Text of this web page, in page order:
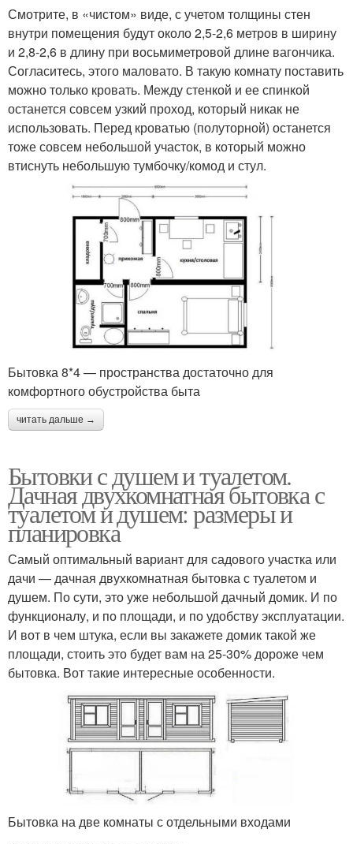
Бытовка с душем
Смотрите, в «чистом» виде, с учетом толщины стен
внутри помещения будут около 2,5-2,6 метров в ширину
и 2,8-2,6 в длину при восьмиметровой длине вагончика.
Согласитесь, этого маловато. В такую комнату поставить
можно только кровать. Между стенкой и ее спинкой
останется совсем узкий проход, который никак не
использовать. Перед кроватью (полуторной) останется
тоже совсем небольшой участок, в который можно
втиснуть небольшую тумбочку/комод и стул.
Бытовка 8*4 — пространства достаточно для
комфортного обустройства быта
читать дальше →
Бытовки с душем и туалетом.
Дачная двухкомнатная бытовка с
туалетом и душем: размеры и
планировка
Самый оптимальный вариант для садового участка или
дачи — дачная двухкомнатная бытовка с туалетом и
душем. По сути, это уже небольшой дачный домик. И по
функционалу, и по площади, и по удобству эксплуатации.
И вот в чем штука, если вы закажете домик такой же
площади, стоить это будет вам на 25-30% дороже чем
бытовка. Вот такие интересные особенности.
Бытовка на две комнаты с отдельными входами